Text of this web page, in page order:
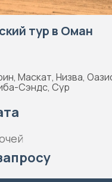
тур в Оман
Маскат, Низва,
Сэндс, Сур